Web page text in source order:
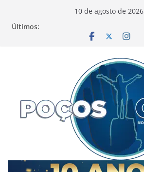
10 de agosto de 2026
Últimos: